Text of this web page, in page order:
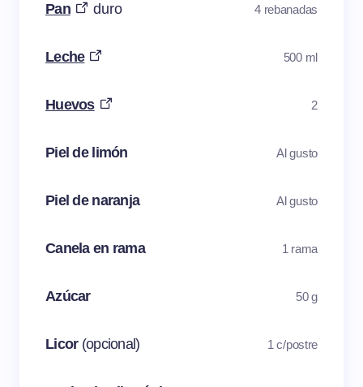
Pan duro 4 rebanadas
Leche 500 ml
Huevos 2
Piel de limón Al gusto
Piel de naranja Al gusto
Canela en rama 1 rama
Azúcar 50 g
Licor (opcional) 1 c/postre